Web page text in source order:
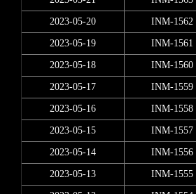
2023-05-20 INM-1562
2023-05-19 INM-1561
2023-05-18 INM-1560
2023-05-17 INM-1559
2023-05-16 INM-1558
2023-05-15 INM-1557
2023-05-14 INM-1556
2023-05-13 INM-1555